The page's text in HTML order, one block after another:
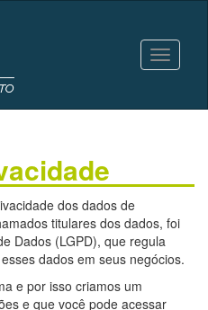
Toggle
dos dados de
titulares dos dados, foi
Dados (LGPD), que regula
dados em seus negócios.
e por isso criamos um
e que você pode acessar